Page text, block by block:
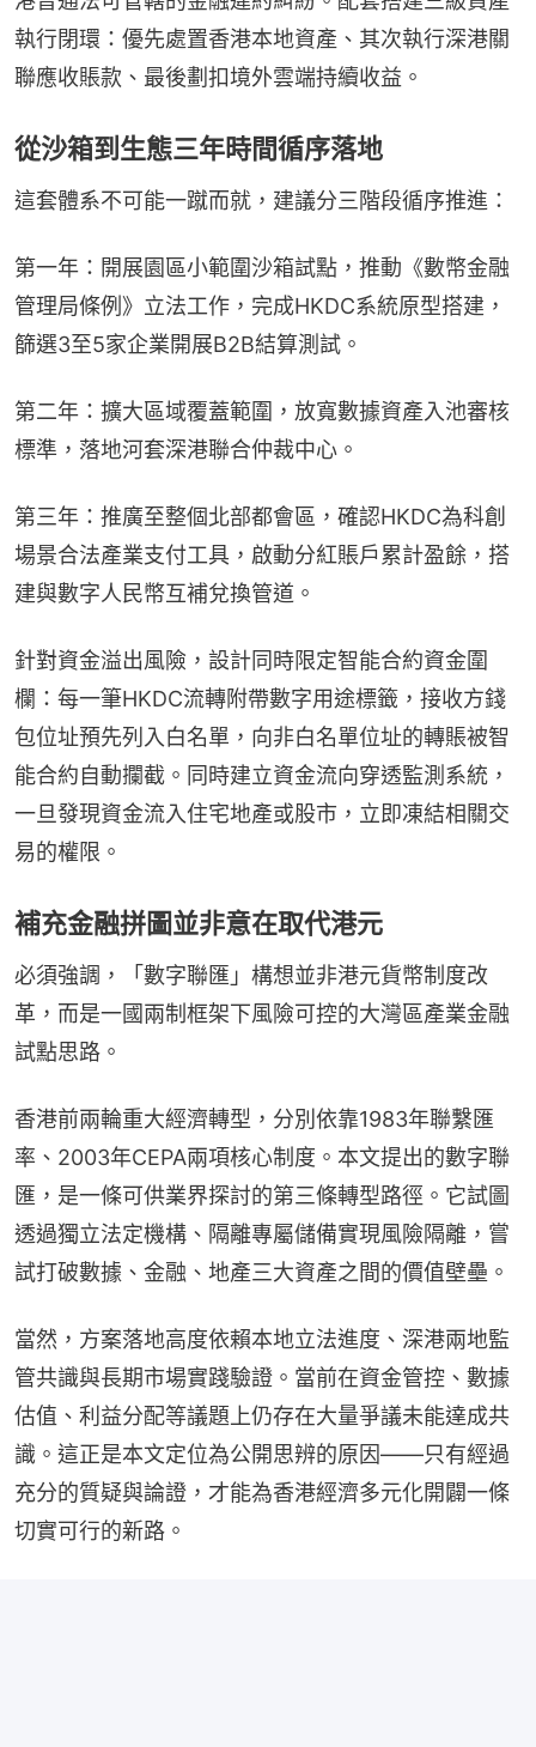
執行閉環：優先處置香港本地資產、其次執行深港關
聯應收賬款、最後劃扣境外雲端持續收益。
從沙箱到生態三年時間循序落地
這套體系不可能一蹴而就，建議分三階段循序推進：
第一年：開展園區小範圍沙箱試點，推動《數幣金融
管理局條例》立法工作，完成HKDC系統原型搭建，
篩選3至5家企業開展B2B結算測試。
第二年：擴大區域覆蓋範圍，放寬數據資產入池審核
標準，落地河套深港聯合仲裁中心。
第三年：推廣至整個北部都會區，確認HKDC為科創
場景合法產業支付工具，啟動分紅賬戶累計盈餘，搭
建與數字人民幣互補兌換管道。
針對資金溢出風險，設計同時限定智能合約資金圍
欄：每一筆HKDC流轉附帶數字用途標籤，接收方錢
包位址預先列入白名單，向非白名單位址的轉賬被智
能合約自動攔截。同時建立資金流向穿透監測系統，
一旦發現資金流入住宅地產或股市，立即凍結相關交
易的權限。
補充金融拼圖並非意在取代港元
必須強調，「數字聯匯」構想並非港元貨幣制度改
革，而是一國兩制框架下風險可控的大灣區產業金融
試點思路。
香港前兩輪重大經濟轉型，分別依靠1983年聯繫匯
率、2003年CEPA兩項核心制度。本文提出的數字聯
匯，是一條可供業界探討的第三條轉型路徑。它試圖
透過獨立法定機構、隔離專屬儲備實現風險隔離，嘗
試打破數據、金融、地產三大資產之間的價值壁壘。
當然，方案落地高度依賴本地立法進度、深港兩地監
管共識與長期市場實踐驗證。當前在資金管控、數據
估值、利益分配等議題上仍存在大量爭議未能達成共
識。這正是本文定位為公開思辨的原因——只有經過
充分的質疑與論證，才能為香港經濟多元化開闢一條
切實可行的新路。